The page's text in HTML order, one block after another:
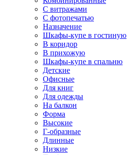
С витражами
С фотопечатью
Назначение
Шкафы-купе в гостиную
В коридор
В прихожую
Шкафы-купе в спальню
Детские
Офисные
Для книг
Для одежды
На балкон
Форма
Высокие
Г-образные
Длинные
Низкие